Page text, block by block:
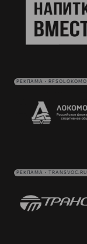
РЕКЛАМА • TRANSVOC.RU